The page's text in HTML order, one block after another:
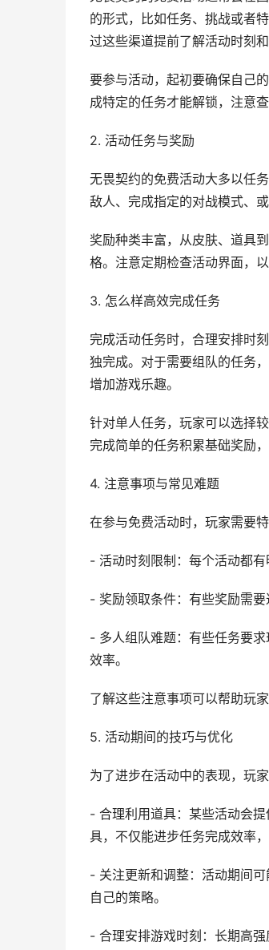
的形式，比如任务、挑战或者
过这些渠道提前了解活动时刻和
要参与活动，起初要确保自己
成特定的任务才能解锁，注意
2. 活动任务与奖励
无畏契约的免费活动大多以任
敌人、完成指定的对战模式、
奖励种类丰富，从皮肤、道具
格。注意定期检查活动界面，
3. 怎么样高效完成任务
完成活动任务时，合理安排时
独完成。对于需要组队的任务
增加游戏乐趣。
针对单人任务，玩家可以选择
完成简单的任务积累基础奖励
4. 注意事项与常见难题
在参与免费活动时，玩家需要
- 活动时刻限制：每个活动都
- 奖励领取条件：有些奖励需
- 多人组队难题：有些任务要
效率。
了解这些注意事项可以帮助玩
5. 活动期间的技巧与优化
为了进步在活动中的表现，玩
- 合理利用道具：某些活动会
具，不仅能进步任务完成效率
- 关注更新和调整：活动期间
自己的策略。
- 合理安排游戏时刻：长期高